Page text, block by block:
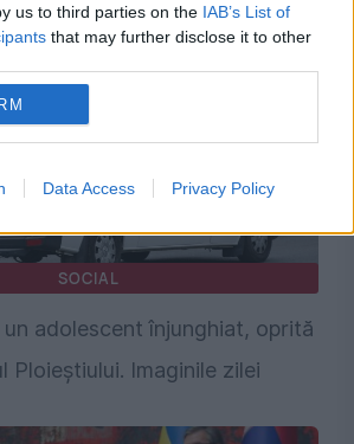
us to third parties on the IAB’s List of
that may further disclose it to other
Data Access Privacy Policy
SOCIAL
adolescent înjunghiat, oprită
Ploieștiului. Imaginile zilei